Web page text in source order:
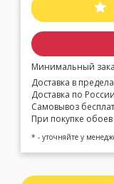
Минимальный
Доставка в
Доставка по
Самовывоз
При покупке обоев
* - уточняйте у